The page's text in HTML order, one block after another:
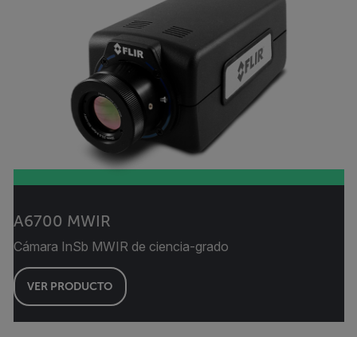
A6700 MWIR
Cámara InSb MWIR de ciencia-grado
VER PRODUCTO